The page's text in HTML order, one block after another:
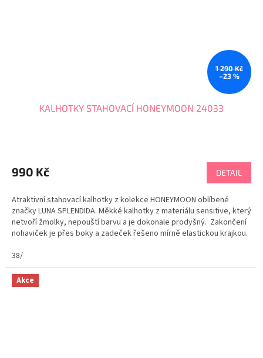
1 290 Kč
–23 %
KALHOTKY STAHOVACÍ HONEYMOON 24033
produktu
je
z
5
hvězdiček.
990 Kč DETAIL
Atraktivní stahovací kalhotky z kolekce HONEYMOON oblíbené
značky LUNA SPLENDIDA. Měkké kalhotky z materiálu sensitive, který
netvoří žmolky, nepouští barvu a je dokonale prodyšný. Zakončení
nohaviček je přes boky a zadeček řešeno mírně elastickou krajkou.
38/
Akce